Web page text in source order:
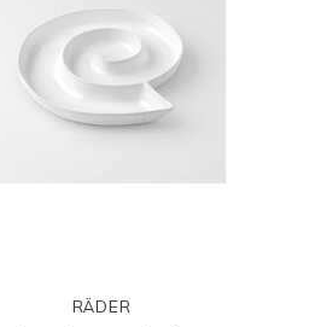
RÄDER